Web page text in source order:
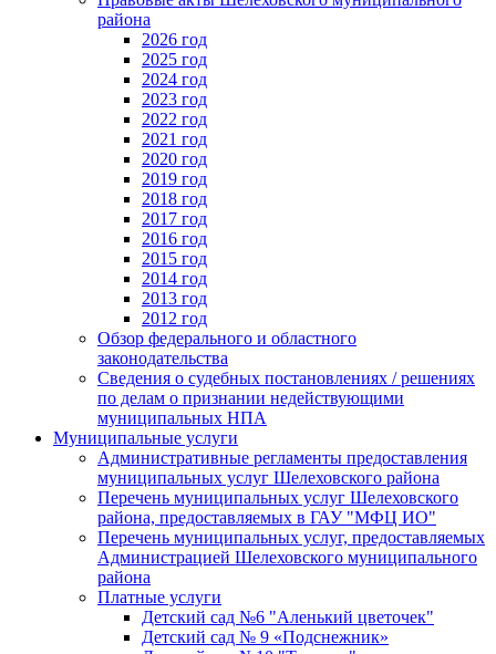
района
2026 год
2025 год
2024 год
2023 год
2022 год
2021 год
2020 год
2019 год
2018 год
2017 год
2016 год
2015 год
2014 год
2013 год
2012 год
Обзор федерального и областного
законодательства
Сведения о судебных постановлениях / решениях
по делам о признании недействующими
муниципальных НПА
Муниципальные услуги
Административные регламенты предоставления
муниципальных услуг Шелеховского района
Перечень муниципальных услуг Шелеховского
района, предоставляемых в ГАУ "МФЦ ИО"
Перечень муниципальных услуг, предоставляемых
Администрацией Шелеховского муниципального
района
Платные услуги
Детский сад №6 "Аленький цветочек"
Детский сад № 9 «Подснежник»